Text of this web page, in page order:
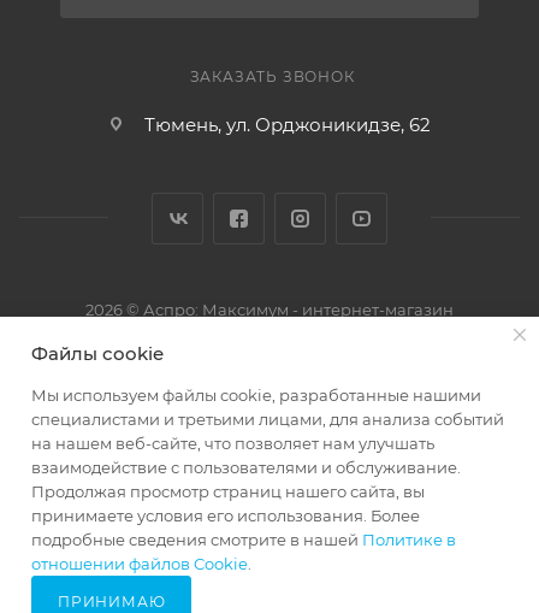
ЗАКАЗАТЬ ЗВОНОК
Тюмень, ул. Орджоникидзе, 62
2026 © Аспро: Максимум - интернет-магазин
69373954
Файлы cookie
Мы используем файлы cookie, разработанные нашими
специалистами и третьими лицами, для анализа событий
на нашем веб-сайте, что позволяет нам улучшать
взаимодействие с пользователями и обслуживание.
Продолжая просмотр страниц нашего сайта, вы
принимаете условия его использования. Более
подробные сведения смотрите в нашей Политике в
отношении файлов Cookie
ПРИНИМАЮ